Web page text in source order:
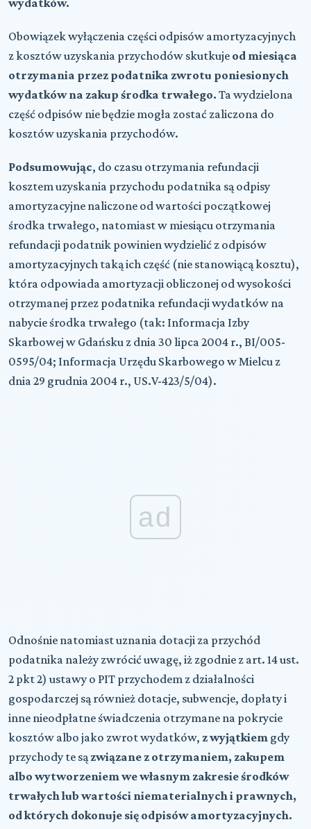
Obowiązek wyłączenia części odpisów amortyzacyjnych
z kosztów uzyskania przychodów skutkuje od miesiąca
otrzymania przez podatnika zwrotu poniesionych
wydatków na zakup środka trwałego. Ta wydzielona
część odpisów nie będzie mogła zostać zaliczona do
kosztów uzyskania przychodów.
Podsumowując, do czasu otrzymania refundacji
kosztem uzyskania przychodu podatnika są odpisy
amortyzacyjne naliczone od wartości początkowej
środka trwałego, natomiast w miesiącu otrzymania
refundacji podatnik powinien wydzielić z odpisów
amortyzacyjnych taką ich część (nie stanowiącą kosztu),
która odpowiada amortyzacji obliczonej od wysokości
otrzymanej przez podatnika refundacji wydatków na
nabycie środka trwałego (tak: Informacja Izby
Skarbowej w Gdańsku z dnia 30 lipca 2004 r., BI/005-
0595/04; Informacja Urzędu Skarbowego w Mielcu z
dnia 29 grudnia 2004 r., US.V-423/5/04).
ad
Odnośnie natomiast uznania dotacji za przychód
podatnika należy zwrócić uwagę, iż zgodnie z art. 14 ust.
2 pkt 2) ustawy o PIT przychodem z działalności
gospodarczej są również dotacje, subwencje, dopłaty i
inne nieodpłatne świadczenia otrzymane na pokrycie
kosztów albo jako zwrot wydatków, z wyjątkiem gdy
przychody te są związane z otrzymaniem, zakupem
albo wytworzeniem we własnym zakresie środków
trwałych lub wartości niematerialnych i prawnych,
od których dokonuje się odpisów amortyzacyjnych.